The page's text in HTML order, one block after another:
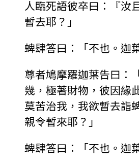
人臨死語彼卒曰：『汝
暫去耶？」
蜱肆答曰：「不也。迦
尊者鳩摩羅迦葉告曰：
幾，極著財物，彼因緣
莫苦治我，我欲暫去詣
親令暫來耶？」
蜱肆答曰：「不也。迦